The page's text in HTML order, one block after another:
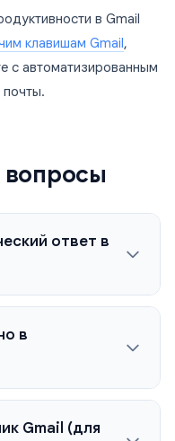
в Gmail
клавишам Gmail ,
с автоматизированным
вопросы
ответ в
в
Gmail (для